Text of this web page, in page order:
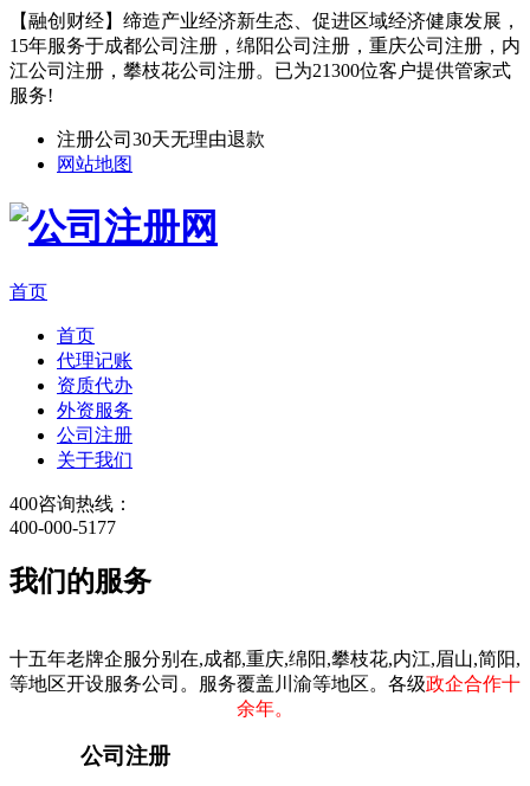
【融创财经】缔造产业经济新生态、促进区域经济健康发展，
15年服务于成都公司注册，绵阳公司注册，重庆公司注册，内
江公司注册，攀枝花公司注册。已为21300位客户提供管家式
服务!
注册公司30天无理由退款
网站地图
首页
首页
代理记账
资质代办
外资服务
公司注册
关于我们
400咨询热线：
400-000-5177
我们的服务
十五年老牌企服分别在,成都,重庆,绵阳,攀枝花,内江,眉山,简阳,
等地区开设服务公司。服务覆盖川渝等地区。各级政企合作十
余年。
公司注册